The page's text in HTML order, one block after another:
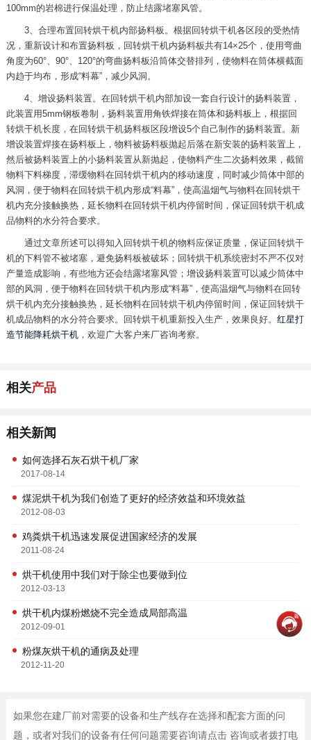
100mm的岩棉进行保温处理，防止结露堵塞风管。
3、合理布置回转烘干机内部扬料板。根据回转烘干机各区段的受热情
况，重新设计和布置扬料板，回转烘干机内扬料板共有14×25个，使用弯曲
角度为60°、90°、120°的弯曲扬料板沿筒体交替排列，使物料在筒体横截面
内趋于均布，形成“料幕”，减少风洞。
4、增设扬料装置。在回转烘干机内部加设一套自行设计的扬料装置，
此装置用5mm钢板卷制，扬料装置用角铁焊接在筒体和扬料板上，根据回
转烘干机长度，在回转烘干机扬料板区段增设5个自己制作的扬料装置。新
增设装置焊接在扬料板上，物料被扬料板抛起后落在新安装的扬料装置上，
然后被扬料装置上的小扬料装置从新抛起，使物料产生二次扬料效果，截留
物料下料梯度，滞缓物料在回转烘干机内的移动速度，同时减少筒体中部的
风洞，便于物料在回转烘干机内形成“料幕”，使高温烟气与物料在回转烘干
机内充分接触换热，延长物料在回转烘干机内停留时间，保证回转烘干机成
品物料的水分符合要求。
通过文章所述可以得知入回转烘干机的物料应保证质量，保证回转烘干
机的下料管不被堵塞，避免扬料板被破坏；回转烘干机系统密封不严不仅对
产量造成影响，有些地方还会结露堵塞风管；增设扬料装置可以减少筒体中
部的风洞，便于物料在回转烘干机内形成“料幕”，使高温烟气与物料在回转
烘干机内充分接触换热，延长物料在回转烘干机内停留时间，保证回转烘干
机成品物料的水分符合要求。回转烘干机重新投入生产，效果良好。 红星打
造节能降耗烘干机，欢迎广大客户来厂咨询考察。
相关产品
相关新闻
如何选择石灰石烘干机厂家
2017-08-14
煤泥烘干机为我们创造了更好的经济效益和环境效益
2012-08-03
鸡粪烘干机迅速发展促进国家经济的发展
2011-08-24
烘干机使用中我们对于除尘也要做到位
2012-03-13
烘干机内煤粉燃烧不完全造成局部高温
2012-09-01
粉煤灰烘干机的通病及处理
2012-11-20
如果您在建厂前对需要的设备和生产线存在选择和配套方面的问
题，或者对我们的设备有任何问题需要咨询请点击 咨询或者拨打电